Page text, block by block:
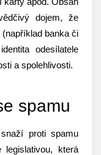
dojem, že
banka či
odesílatele
a spolehlivosti.
spamu
proti spamu
která